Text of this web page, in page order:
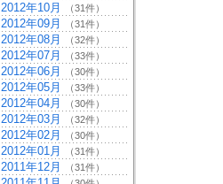
2012年10月 （31件）
2012年09月 （31件）
2012年08月 （32件）
2012年07月 （33件）
2012年06月 （30件）
2012年05月 （33件）
2012年04月 （30件）
2012年03月 （32件）
2012年02月 （30件）
2012年01月 （31件）
2011年12月 （31件）